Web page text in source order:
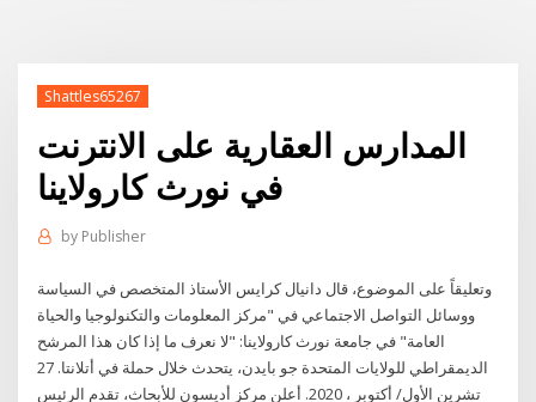
Shattles65267
المدارس العقارية على الانترنت
في نورث كارولاينا
by Publisher
وتعليقاً على الموضوع، قال دانيال كرايس الأستاذ المتخصص في السياسة
ووسائل التواصل الاجتماعي في "مركز المعلومات والتكنولوجيا والحياة
العامة" في جامعة نورث كارولاينا: "لا نعرف ما إذا كان هذا المرشح
الديمقراطي للولايات المتحدة جو بايدن، يتحدث خلال حملة في أتلانتا. 27
تشرين الأول/ أكتوبر ، 2020. أعلن مركز أديسون للأبحاث، تقدم الرئيس